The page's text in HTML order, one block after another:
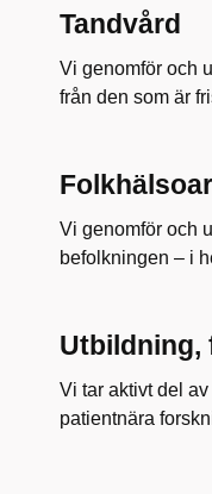
Tandvård
Vi genomför och
från den som är
Vi genomför och
befolkningen – i
Utbildning,
Vi tar aktivt del
patientnära